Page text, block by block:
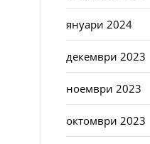
януари 2024
декември 2023
ноември 2023
октомври 2023